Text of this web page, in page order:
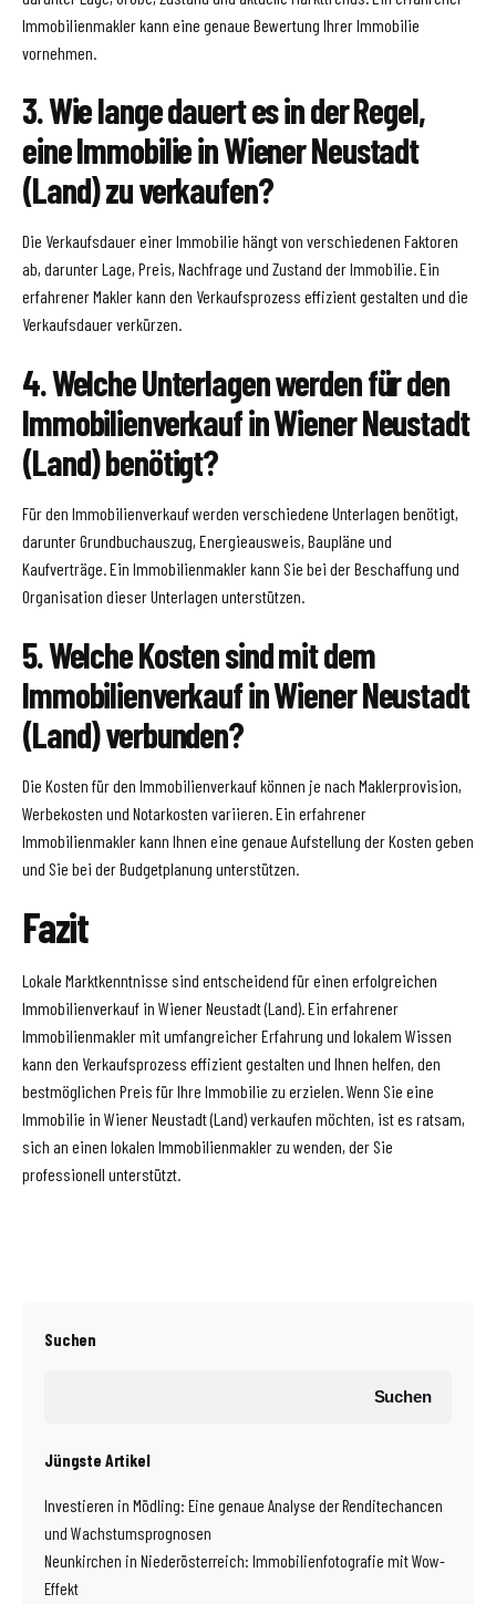
Immobilienmakler kann eine genaue Bewertung Ihrer Immobilie
vornehmen.
3. Wie lange dauert es in der Regel,
eine Immobilie in Wiener Neustadt
(Land) zu verkaufen?
Die Verkaufsdauer einer Immobilie hängt von verschiedenen Faktoren
ab, darunter Lage, Preis, Nachfrage und Zustand der Immobilie. Ein
erfahrener Makler kann den Verkaufsprozess effizient gestalten und die
Verkaufsdauer verkürzen.
4. Welche Unterlagen werden für den
Immobilienverkauf in Wiener Neustadt
(Land) benötigt?
Für den Immobilienverkauf werden verschiedene Unterlagen benötigt,
darunter Grundbuchauszug, Energieausweis, Baupläne und
Kaufverträge. Ein Immobilienmakler kann Sie bei der Beschaffung und
Organisation dieser Unterlagen unterstützen.
5. Welche Kosten sind mit dem
Immobilienverkauf in Wiener Neustadt
(Land) verbunden?
Die Kosten für den Immobilienverkauf können je nach Maklerprovision,
Werbekosten und Notarkosten variieren. Ein erfahrener
Immobilienmakler kann Ihnen eine genaue Aufstellung der Kosten geben
und Sie bei der Budgetplanung unterstützen.
Fazit
Lokale Marktkenntnisse sind entscheidend für einen erfolgreichen
Immobilienverkauf in Wiener Neustadt (Land). Ein erfahrener
Immobilienmakler mit umfangreicher Erfahrung und lokalem Wissen
kann den Verkaufsprozess effizient gestalten und Ihnen helfen, den
bestmöglichen Preis für Ihre Immobilie zu erzielen. Wenn Sie eine
Immobilie in Wiener Neustadt (Land) verkaufen möchten, ist es ratsam,
sich an einen lokalen Immobilienmakler zu wenden, der Sie
professionell unterstützt.
Suchen
Suchen
Jüngste Artikel
Investieren in Mödling: Eine genaue Analyse der Renditechancen
und Wachstumsprognosen
Neunkirchen in Niederösterreich: Immobilienfotografie mit Wow-
Effekt